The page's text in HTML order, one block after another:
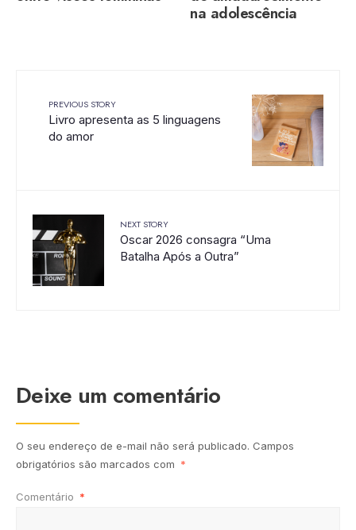
na adolescência
PREVIOUS STORY
Livro apresenta as 5 linguagens
do amor
NEXT STORY
Oscar 2026 consagra “Uma
Batalha Após a Outra”
Deixe um comentário
O seu endereço de e-mail não será publicado. Campos
obrigatórios são marcados com *
Comentário *